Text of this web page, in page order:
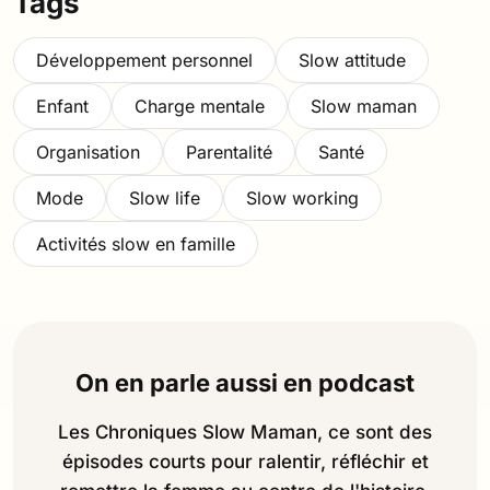
Développement personnel Slow attitude
Enfant Charge mentale Slow maman
Organisation Parentalité Santé
Mode Slow life Slow working
Activités slow en famille
On en parle aussi en podcast
Les Chroniques Slow Maman, ce sont des
épisodes courts pour ralentir, réfléchir et